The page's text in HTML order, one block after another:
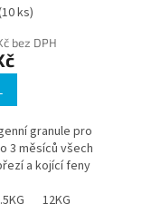
ks)
bez DPH
granule pro
3 měsíců všech
a kojící feny
12KG